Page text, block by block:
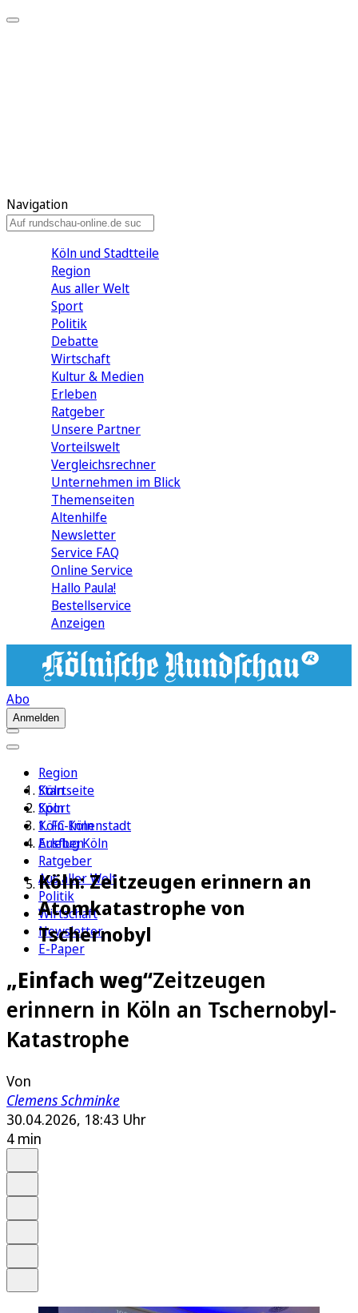
Navigation
Köln und Stadtteile
Region
Aus aller Welt
Sport
Politik
Debatte
Wirtschaft
Kultur & Medien
Erleben
Ratgeber
Unsere Partner
Vorteilswelt
Vergleichsrechner
Unternehmen im Blick
Themenseiten
Altenhilfe
Newsletter
Service FAQ
Online Service
Hallo Paula!
Bestellservice
Anzeigen
Abo
Anmelden
Region
Köln
Sport
1. FC Köln
Erleben
Ratgeber
Aus aller Welt
Politik
Wirtschaft
Newsletter
E-Paper
Startseite
Köln
Köln-Innenstadt
Ausflug Köln
Köln: Zeitzeugen erinnern an
Atomkatastrophe von
Tschernobyl
„Einfach weg“Zeitzeugen
erinnern in Köln an Tschernobyl-
Katastrophe
Von
Clemens Schminke
30.04.2026, 18:43 Uhr
4 min